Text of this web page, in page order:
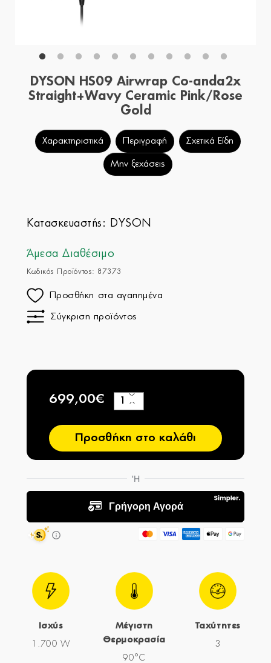
DYSON HS09 Airwrap Co-anda2x
Straight+Wavy Ceramic Pink/Rose
Gold
Χαρακτηριστικά Περιγραφή Σχετικά Είδη
Μην ξεχάσεις
Κατασκευαστής: DYSON
Άμεσα Διαθέσιμο
Κωδικός Προϊόντος: 87373
Προσθήκη στα αγαπημένα
Σύγκριση προϊόντος
699,00€
−
+
Προσθήκη στο καλάθι
Ισχύς
1.700 W
Μέγιστη
Θερμοκρασία
90°C
Ταχύτητες
3